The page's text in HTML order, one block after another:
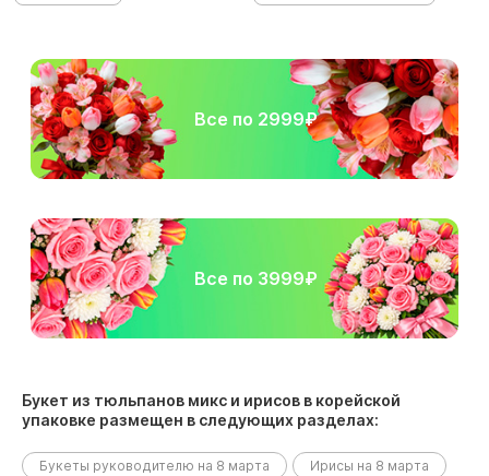
Все по 2999₽
Все по 3999₽
Букет из тюльпанов микс и ирисов в корейской
упаковке размещен в следующих разделах:
Букеты руководителю на 8 марта
Ирисы на 8 марта